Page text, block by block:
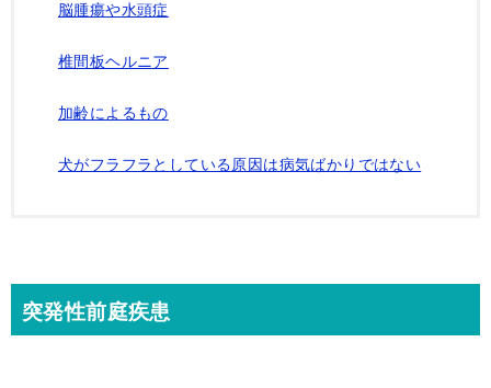
脳腫瘍や水頭症
椎間板ヘルニア
加齢によるもの
犬がフラフラとしている原因は病気ばかりではない
突発性前庭疾患